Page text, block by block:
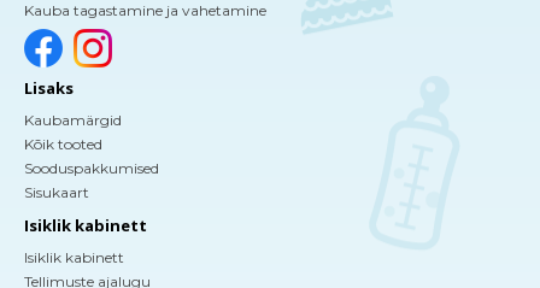
Kauba tagastamine ja vahetamine
Lisaks
Kaubamärgid
Kõik tooted
Sooduspakkumised
Sisukaart
Isiklik kabinett
Isiklik kabinett
Tellimuste ajalugu